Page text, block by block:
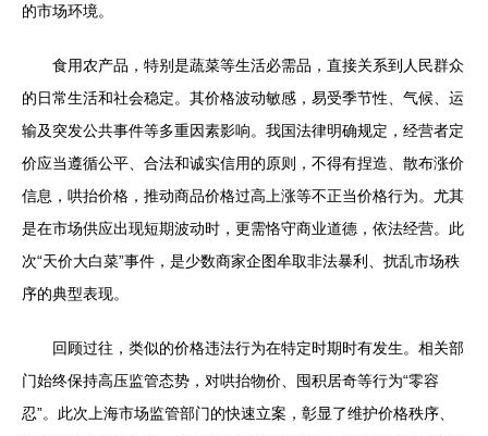
的市场环境。
食用农产品，特别是蔬菜等生活必需品，直接关系到人民群众
的日常生活和社会稳定。其价格波动敏感，易受季节性、气候、运
输及突发公共事件等多重因素影响。我国法律明确规定，经营者定
价应当遵循公平、合法和诚实信用的原则，不得有捏造、散布涨价
信息，哄抬价格，推动商品价格过高上涨等不正当价格行为。尤其
是在市场供应出现短期波动时，更需恪守商业道德，依法经营。此
次“天价大白菜”事件，是少数商家企图牟取非法暴利、扰乱市场秩
序的典型表现。
回顾过往，类似的价格违法行为在特定时期时有发生。相关部
门始终保持高压监管态势，对哄抬物价、囤积居奇等行为“零容
忍”。此次上海市场监管部门的快速立案，彰显了维护价格秩序、